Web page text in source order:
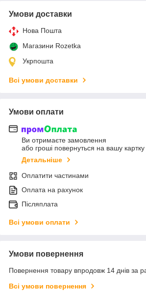
Умови доставки
Нова Пошта
Магазини Rozetka
Укрпошта
Всі умови доставки
Умови оплати
Ви отримаєте замовлення
або гроші повернуться на вашу картку
Детальніше
Оплатити частинами
Оплата на рахунок
Післяплата
Всі умови оплати
Умови повернення
Повернення товару впродовж 14 днів за
Всі умови повернення